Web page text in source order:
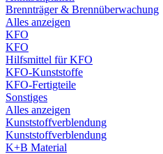
Brennträger & Brennüberwachung
Alles anzeigen
KFO
KFO
Hilfsmittel für KFO
KFO-Kunststoffe
KFO-Fertigteile
Sonstiges
Alles anzeigen
Kunststoffverblendung
Kunststoffverblendung
K+B Material